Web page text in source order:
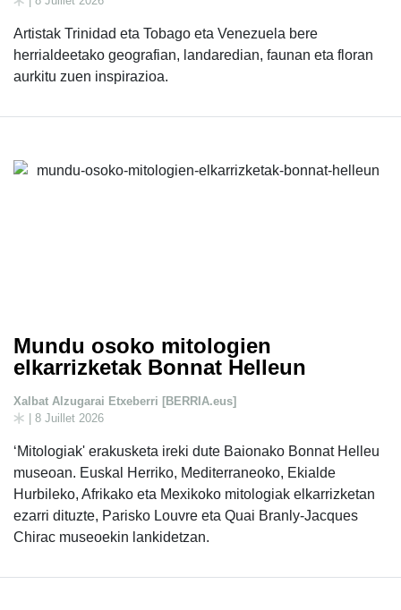
Artistak Trinidad eta Tobago eta Venezuela bere
herrialdeetako geografian, landaredian, faunan eta floran
aurkitu zuen inspirazioa.
Mundu osoko mitologien
elkarrizketak Bonnat Helleun
Xalbat Alzugarai Etxeberri [BERRIA.eus]
| 8 Juillet 2026
‘Mitologiak' erakusketa ireki dute Baionako Bonnat Helleu
museoan. Euskal Herriko, Mediterraneoko, Ekialde
Hurbileko, Afrikako eta Mexikoko mitologiak elkarrizketan
ezarri dituzte, Parisko Louvre eta Quai Branly-Jacques
Chirac museoekin lankidetzan.